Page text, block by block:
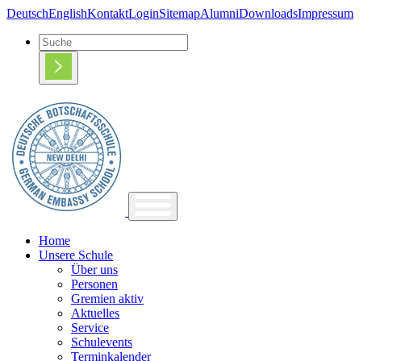
DeutschEnglishKontaktLoginSitemapAlumniDownloadsImpressum
Home
Unsere Schule
Über uns
Personen
Gremien aktiv
Aktuelles
Service
Schulevents
Terminkalender